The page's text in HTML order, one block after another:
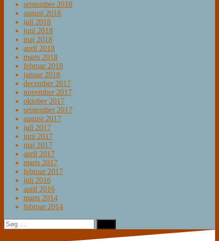
september 2018
august 2018
juli 2018
juni 2018
maj 2018
april 2018
marts 2018
februar 2018
januar 2018
december 2017
november 2017
oktober 2017
september 2017
august 2017
juli 2017
juni 2017
maj 2017
april 2017
marts 2017
februar 2017
juli 2016
april 2016
marts 2014
februar 2014
Søg
efter: